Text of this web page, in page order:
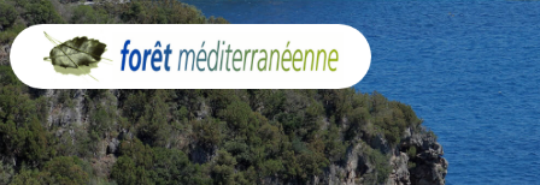
Panneau de gestion des cookies